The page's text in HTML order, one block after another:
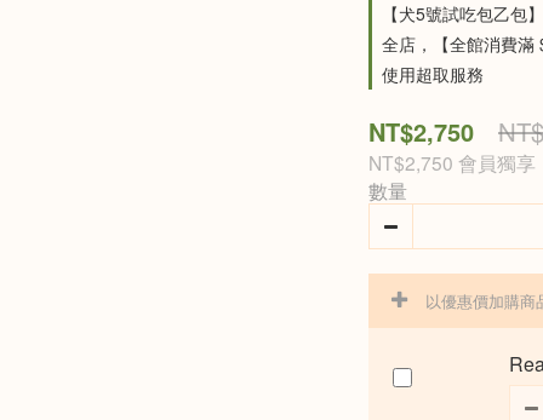
【犬5號試吃包乙包
全店，【全館消費滿
使用超取服務
NT$2,750
NT$2,750 會員獨享
數量
以優惠價加購